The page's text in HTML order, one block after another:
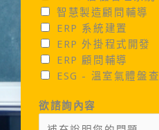
智慧製造顧問輔導
ERP 系統建置
ERP 外掛程式開發
ERP 顧問輔導
ESG - 溫室氣體盤查
欲諮詢內容